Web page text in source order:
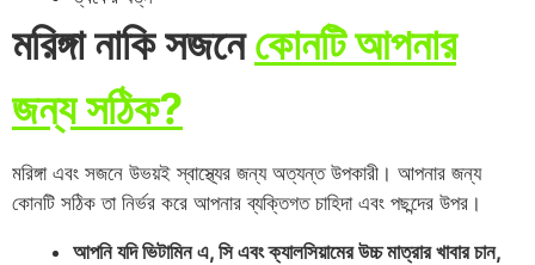
মরিঙ্গা নাকি সজনেকোনটি আপনার
জন্য সঠিক?
মরিঙ্গা এবং সজনে উভয়ই স্বাস্থ্যের জন্য অত্যন্ত উপকারী। আপনার জন্য
কোনটি সঠিক তা নির্ভর করে আপনার ব্যক্তিগত চাহিদা এবং পছন্দের উপর।
আপনি যদি ভিটামিন এ, সি এবং ক্যালসিয়ামের উচ্চ মাত্রার খাবার চান,